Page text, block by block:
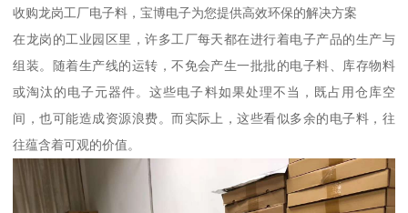
收购龙岗工厂电子料，宝博电子为您提供高效环保的解决方案
在龙岗的工业园区里，许多工厂每天都在进行着电子产品的生产与
组装。随着生产线的运转，不免会产生一批批的电子料、库存物料
或淘汰的电子元器件。这些电子料如果处理不当，既占用仓库空
间，也可能造成资源浪费。而实际上，这些看似多余的电子料，往
往蕴含着可观的价值。